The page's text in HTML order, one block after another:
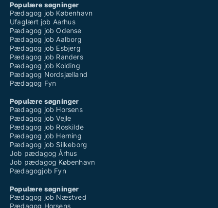
Populære søgninger
Pædagog job København
Ufaglært job Aarhus
Pædagog job Odense
Pædagog job Aalborg
Pædagog job Esbjerg
Pædagog job Randers
Pædagog job Kolding
Pædagog Nordsjælland
Pædagog Fyn
Populære søgninger
Pædagog job Horsens
Pædagog job Vejle
Pædagog job Roskilde
Pædagog job Herning
Pædagog job Silkeborg
Job pædagog Århus
Job pædagog København
Pædagogjob Fyn
Populære søgninger
Pædagog job Næstved
Pædagog Horsens